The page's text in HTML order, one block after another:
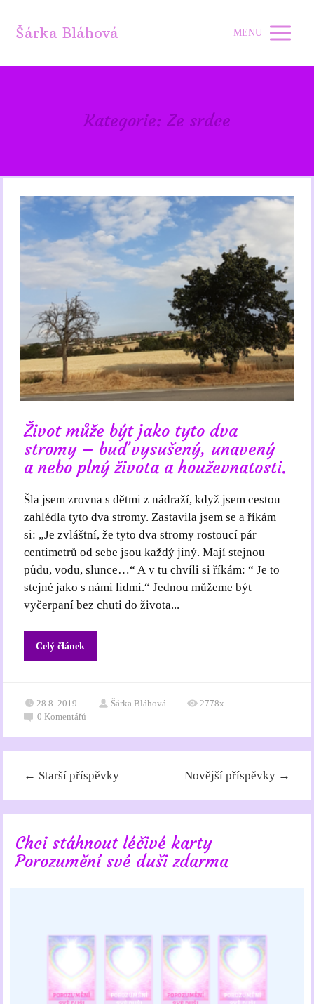
Šárka Bláhová MENU
Kategorie: Ze srdce
Život může být jako tyto dva
stromy – buď vysušený, unavený
a nebo plný života a houževnatosti.
Šla jsem zrovna s dětmi z nádraží, když jsem cestou
zahlédla tyto dva stromy. Zastavila jsem se a říkám
si: „Je zvláštní, že tyto dva stromy rostoucí pár
centimetrů od sebe jsou každý jiný. Mají stejnou
půdu, vodu, slunce…“ A v tu chvíli si říkám: “ Je to
stejné jako s námi lidmi.“ Jednou můžeme být
vyčerpaní bez chuti do života...
Celý článek
28.8. 2019 Šárka Bláhová
2778x
0Komentářů
← Starší příspěvky Novější příspěvky →
Chci stáhnout léčivé karty
Porozumění své duši zdarma